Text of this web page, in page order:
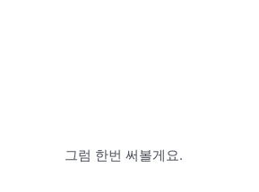
그럼 한번 써볼게요.